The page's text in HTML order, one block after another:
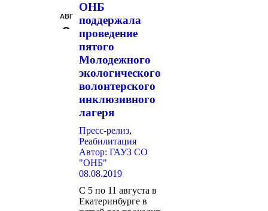
АВГ
8
ОНБ
поддержала
проведение
пятого
Молодежного
экологического
волонтерского
инклюзивного
лагеря
Пресс-релиз,
Реабилитация
Автор: ГАУЗ СО
"ОНБ"
08.08.2019
С 5 по 11 августа в
Екатеринбурге в